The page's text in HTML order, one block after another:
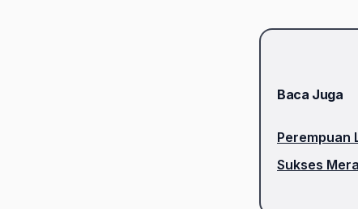
Baca Juga
Perempuan
Sukses